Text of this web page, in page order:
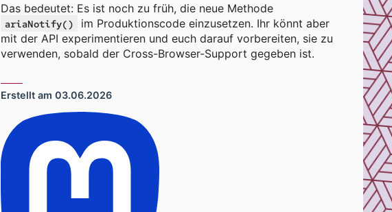
Das bedeutet: Es ist noch zu früh, die neue Methode
ariaNotify()
im Produktionscode einzusetzen. Ihr könnt aber
mit der API experimentieren und euch darauf vorbereiten, sie zu
verwenden, sobald der Cross-Browser-Support gegeben ist.
Erstellt am 03.06.2026
In sozialen Netzwerken teilen